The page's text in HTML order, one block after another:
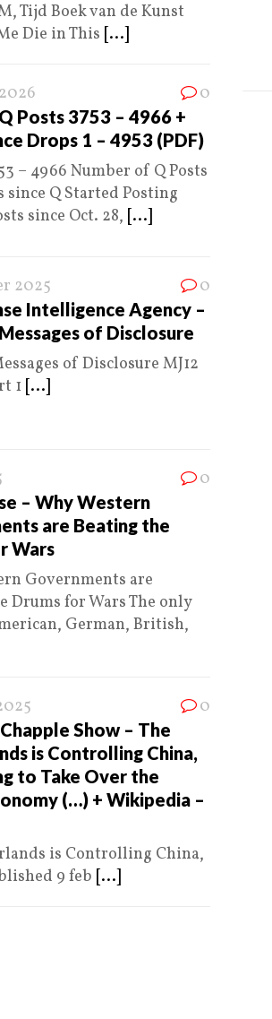
Tijd Boek van de Kunst
Die in This [...]
0
Posts 3753 – 4966 +
Drops 1 – 4953 (PDF)
– 4966 Number of Q Posts
since Q Started Posting
since Oct. 28, [...]
2025 0
Intelligence Agency –
of Disclosure
of Disclosure MJ12
1 [...]
0
– Why Western
are Beating the
Wars
Governments are
Drums for Wars The only
German, British,
0
Show – The
is Controlling China,
to Take Over the
(…) + Wikipedia –
is Controlling China,
9 feb [...]